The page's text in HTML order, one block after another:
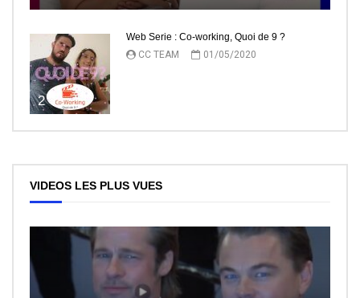
2
Web Serie : Co-working, Quoi de 9 ?
CC TEAM
01/05/2020
VIDEOS LES PLUS VUES